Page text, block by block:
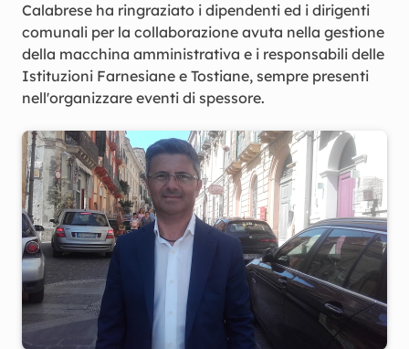
Calabrese ha ringraziato i dipendenti ed i dirigenti
comunali per la collaborazione avuta nella gestione
della macchina amministrativa e i responsabili delle
Istituzioni Farnesiane e Tostiane, sempre presenti
nell'organizzare eventi di spessore.